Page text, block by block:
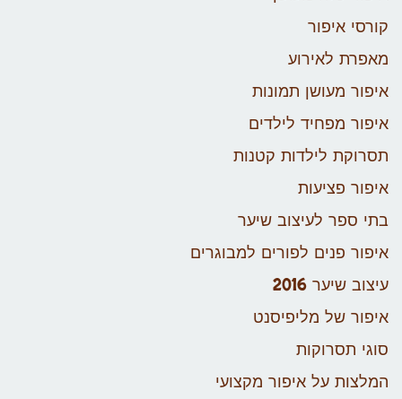
קורסי איפור
מאפרת לאירוע
איפור מעושן תמונות
איפור מפחיד לילדים
תסרוקת לילדות קטנות
איפור פציעות
בתי ספר לעיצוב שיער
איפור פנים לפורים למבוגרים
עיצוב שיער 2016
איפור של מליפיסנט
סוגי תסרוקות
המלצות על איפור מקצועי